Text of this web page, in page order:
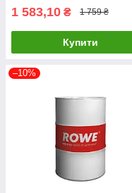
1 583,10 ₴ 1 759 ₴
Купити
–10%